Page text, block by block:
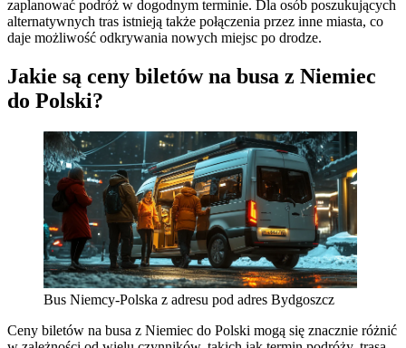
zaplanować podróż w dogodnym terminie. Dla osób poszukujących
alternatywnych tras istnieją także połączenia przez inne miasta, co
daje możliwość odkrywania nowych miejsc po drodze.
Jakie są ceny biletów na busa z Niemiec
do Polski?
Bus Niemcy-Polska z adresu pod adres Bydgoszcz
Ceny biletów na busa z Niemiec do Polski mogą się znacznie różnić